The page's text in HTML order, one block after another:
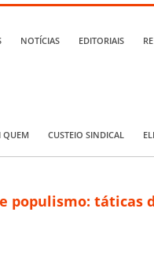
NOTÍCIAS EDITORIAIS
QUEM CUSTEIO SINDICAL
populismo: táticas